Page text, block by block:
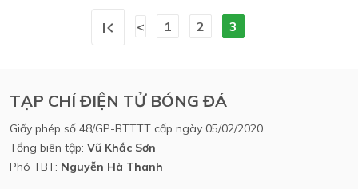
< 1 2 3
TẠP CHÍ ĐIỆN TỬ BÓNG ĐÁ
Giấy phép số 48/GP-BTTTT cấp ngày 05/02/2020
Tổng biên tập: Vũ Khắc Sơn
Phó TBT: Nguyễn Hà Thanh